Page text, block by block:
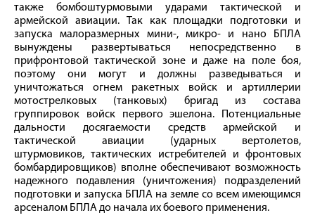
также бомбоштурмовыми ударами тактической и
армейской авиации. Так как площадки подготовки и
запуска малоразмерных мини-, микро- и нано БПЛА
вынуждены развертываться непосредственно в
прифронтовой тактической зоне и даже на поле боя,
поэтому они могут и должны разведываться и
уничтожаться огнем ракетных войск и артиллерии
мотострелковых (танковых) бригад из состава
группировок войск первого эшелона. Потенциальные
дальности досягаемости средств армейской и
тактической авиации (ударных вертолетов,
штурмовиков, тактических истребителей и фронтовых
бомбардировщиков) вполне обеспечивают возможность
надежного подавления (уничтожения) подразделений
подготовки и запуска БПЛА на земле со всем имеющимся
арсеналом БПЛА до начала их боевого применения.